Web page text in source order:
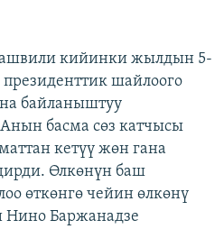
кийинки жылдын 5-
шайлоого
байланыштуу
басма сөз катчысы
кетүү жөн гана
Өлкөнүн баш
өткөнгө чейин өлкөнү
Нино Баржанадзе